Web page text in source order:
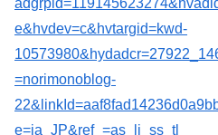
e&hvdev=c&hvtargid=kwd-
=norimonoblog-
e=ja_JP&ref_=as_li_ss_tl